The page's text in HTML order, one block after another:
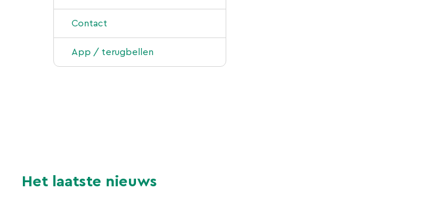
Klijndijk
Bears
Contact
App / terugbellen
Het laatste nieuws